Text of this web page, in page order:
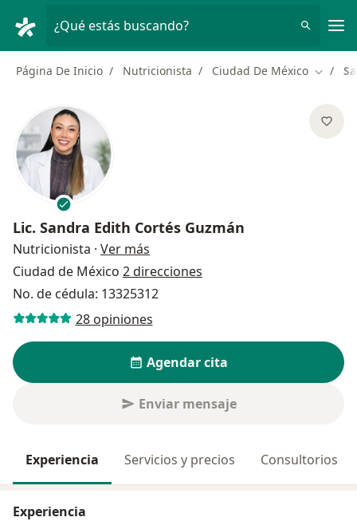
¿Qué estás buscando?
Página De Inicio Nutricionista Ciudad De México
Lic. Sandra Edith Cortés Guzmán
Nutricionista · Ver más
Ciudad de México 2 direcciones
No. de cédula: 13325312
28 opiniones
Agendar cita
Enviar mensaje
Experiencia Servicios y precios Consultorios
Experiencia